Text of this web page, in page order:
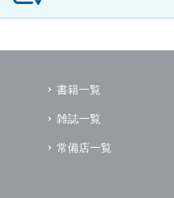
な管理及び監督を行います．
可無く他の事業者や個人などの
その限りではありません．
同意がある場合
書籍一覧
雑誌一覧
常備店一覧